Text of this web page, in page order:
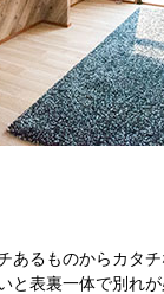
あるものからカタ
と表裏一体で別れ